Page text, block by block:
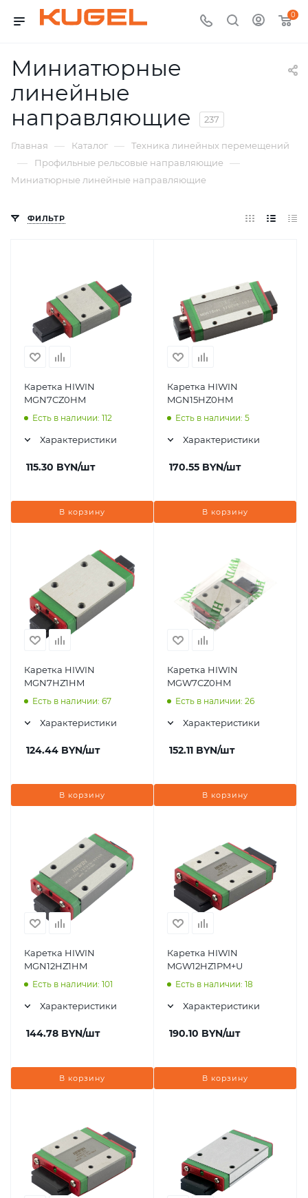
0
Миниатюрные
линейные
направляющие
237
Главная — Каталог — Техника линейных перемещений
— Профильные рельсовые направляющие —
Миниатюрные линейные направляющие
ФИЛЬТР
Каретка HIWIN
MGN7CZ0HM
Есть в наличии: 112
Характеристики
115.30 BYN/шт
В корзину
Каретка HIWIN
MGN15HZ0HM
Есть в наличии: 5
Характеристики
170.55 BYN/шт
В корзину
Каретка HIWIN
MGN7HZ1HM
Есть в наличии: 67
Характеристики
124.44 BYN/шт
В корзину
Каретка HIWIN
MGW7CZ0HM
Есть в наличии: 26
Характеристики
152.11 BYN/шт
В корзину
Каретка HIWIN
MGN12HZ1HM
Есть в наличии: 101
Характеристики
144.78 BYN/шт
В корзину
Каретка HIWIN
MGW12HZ1PM+U
Есть в наличии: 18
Характеристики
190.10 BYN/шт
В корзину